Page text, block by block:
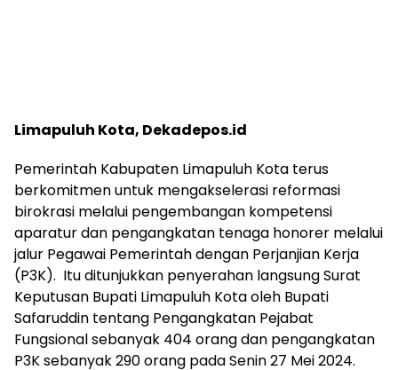
Limapuluh Kota, Dekadepos.id
Pemerintah Kabupaten Limapuluh Kota terus
berkomitmen untuk mengakselerasi reformasi
birokrasi melalui pengembangan kompetensi
aparatur dan pengangkatan tenaga honorer melalui
jalur Pegawai Pemerintah dengan Perjanjian Kerja
(P3K). Itu ditunjukkan penyerahan langsung Surat
Keputusan Bupati Limapuluh Kota oleh Bupati
Safaruddin tentang Pengangkatan Pejabat
Fungsional sebanyak 404 orang dan pengangkatan
P3K sebanyak 290 orang pada Senin 27 Mei 2024.